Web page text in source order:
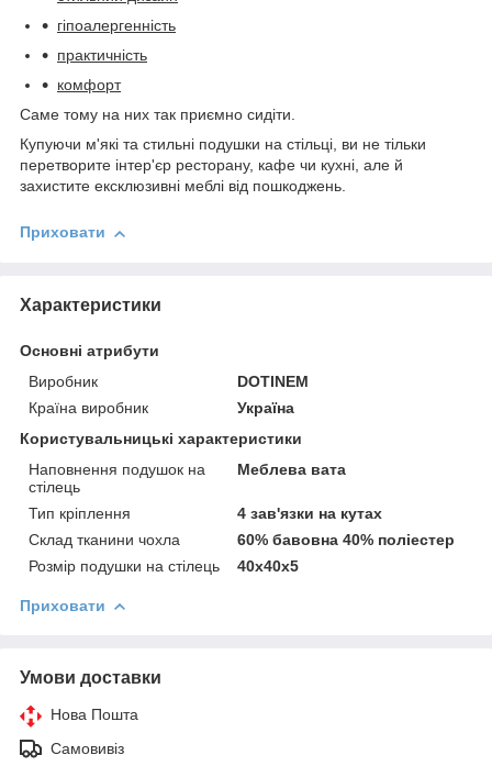
гіпоалергенність
практичність
комфорт
Саме тому на них так приємно сидіти.
Купуючи м'які та стильні подушки на стільці, ви не тільки
перетворите інтер'єр ресторану, кафе чи кухні, але й
захистите ексклюзивні меблі від пошкоджень.
Приховати
Характеристики
Основні атрибути
Виробник
DOTINEM
Країна виробник
Україна
Користувальницькі характеристики
Наповнення подушок на
стілець
Меблева вата
Тип кріплення
4 зав'язки на кутах
Склад тканини чохла
60% бавовна 40% поліестер
Розмір подушки на стілець
40х40х5
Приховати
Умови доставки
Нова Пошта
Самовивіз